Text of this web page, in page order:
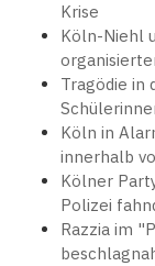
Krise
Köln-Niehl
Tragödie in
Köln in
innerhalb
Kölner
Polizei
Razzia im